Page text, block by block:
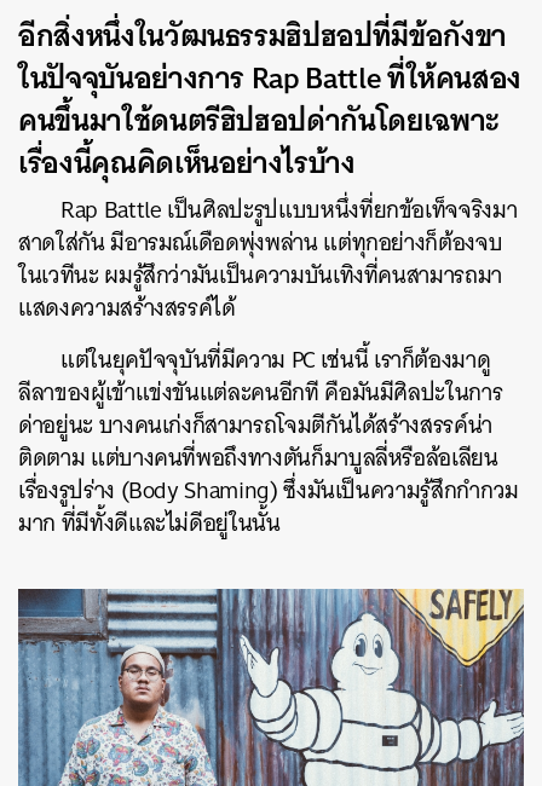
อีกสิ่งหนึ่งในวัฒนธรรมฮิปฮอปที่มีข้อกังขา
ในปัจจุบันอย่างการ Rap Battle ที่ให้คนสอง
คนขึ้นมาใช้ดนตรีฮิปฮอปด่ากันโดยเฉพาะ
เรื่องนี้คุณคิดเห็นอย่างไรบ้าง
Rap Battle เป็นศิลปะรูปแบบหนึ่งที่ยกข้อเท็จจริงมา
สาดใส่กัน มีอารมณ์เดือดพุ่งพล่าน แต่ทุกอย่างก็ต้องจบ
ในเวทีนะ ผมรู้สึกว่ามันเป็นความบันเทิงที่คนสามารถมา
แสดงความสร้างสรรค์ได้
แต่ในยุคปัจจุบันที่มีความ PC เช่นนี้ เราก็ต้องมาดู
ลีลาของผู้เข้าแข่งขันแต่ละคนอีกที คือมันมีศิลปะในการ
ด่าอยู่นะ บางคนเก่งก็สามารถโจมตีกันได้สร้างสรรค์น่า
ติดตาม แต่บางคนที่พอถึงทางตันก็มาบูลลี่หรือล้อเลียน
เรื่องรูปร่าง (Body Shaming) ซึ่งมันเป็นความรู้สึกกำกวม
มาก ที่มีทั้งดีและไม่ดีอยู่ในนั้น